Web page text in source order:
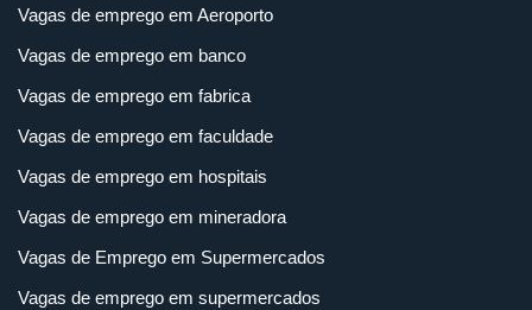
Vagas de emprego em Aeroporto
Vagas de emprego em banco
Vagas de emprego em fabrica
Vagas de emprego em faculdade
Vagas de emprego em hospitais
Vagas de emprego em mineradora
Vagas de Emprego em Supermercados
Vagas de emprego em supermercados